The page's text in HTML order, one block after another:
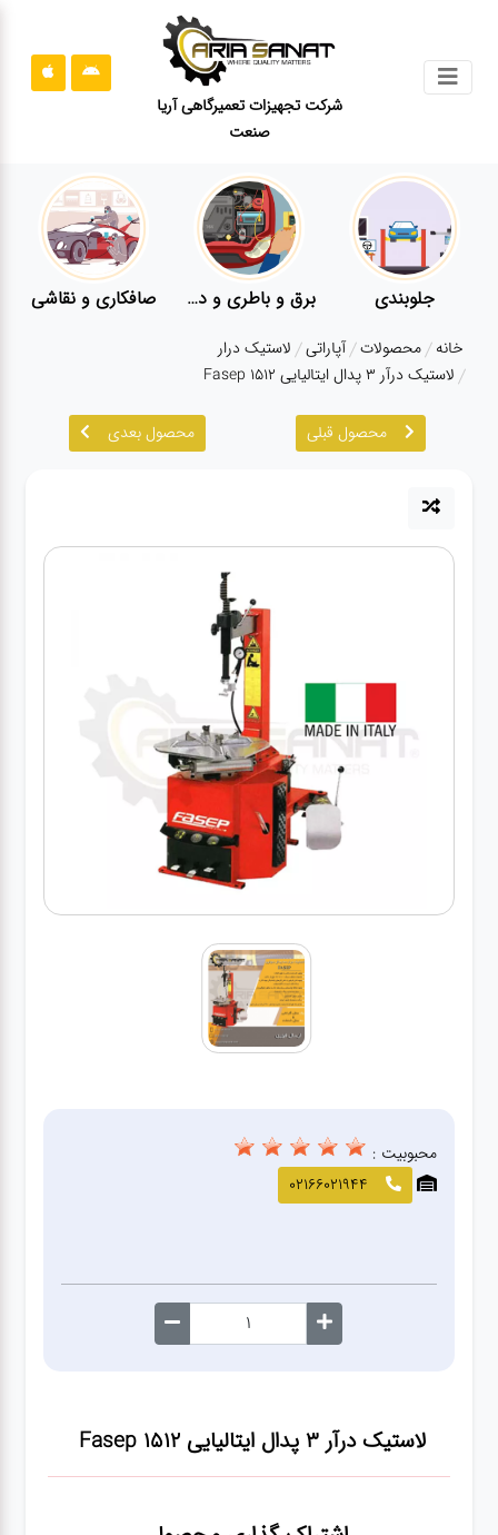
شرکت تجهیزات تعمیرگاهی آریا
صنعت
قوانین
سایت
ارتباط
درباره
ما
آپاراتی
دیاگ
لوازم
معاینه
صافکاری و نقاشی کارواش
خانه محصولات آپاراتی لاستیک درار
لاستیک درآر ۳ پدال ایتالیایی Fasep 1512
محصول قبلی محصول بعدی
لاستیک درآر ۳ پدال ایتالیایی Fasep 1512
محبوبیت :
02166021944